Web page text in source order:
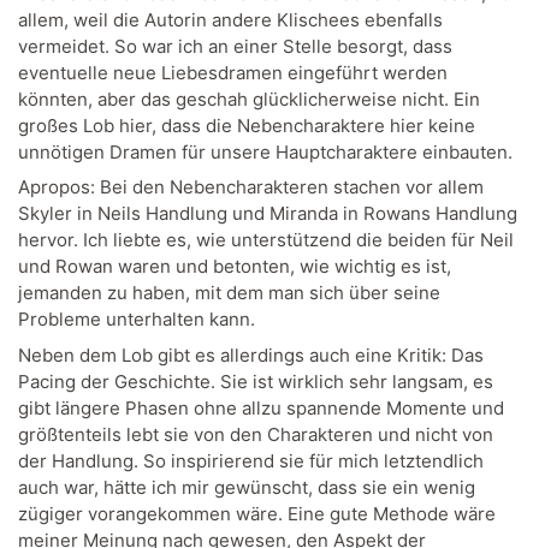
allem, weil die Autorin andere Klischees ebenfalls
vermeidet. So war ich an einer Stelle besorgt, dass
eventuelle neue Liebesdramen eingeführt werden
könnten, aber das geschah glücklicherweise nicht. Ein
großes Lob hier, dass die Nebencharaktere hier keine
unnötigen Dramen für unsere Hauptcharaktere einbauten.
Apropos: Bei den Nebencharakteren stachen vor allem
Skyler in Neils Handlung und Miranda in Rowans Handlung
hervor. Ich liebte es, wie unterstützend die beiden für Neil
und Rowan waren und betonten, wie wichtig es ist,
jemanden zu haben, mit dem man sich über seine
Probleme unterhalten kann.
Neben dem Lob gibt es allerdings auch eine Kritik: Das
Pacing der Geschichte. Sie ist wirklich sehr langsam, es
gibt längere Phasen ohne allzu spannende Momente und
größtenteils lebt sie von den Charakteren und nicht von
der Handlung. So inspirierend sie für mich letztendlich
auch war, hätte ich mir gewünscht, dass sie ein wenig
zügiger vorangekommen wäre. Eine gute Methode wäre
meiner Meinung nach gewesen, den Aspekt der